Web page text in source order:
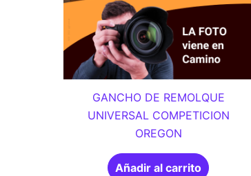
GANCHO DE REMOLQUE
UNIVERSAL COMPETICION
OREGON
Añadir al carrito